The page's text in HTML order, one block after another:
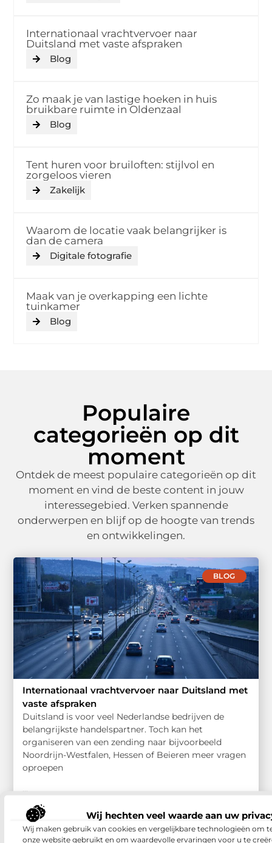
Wij hechten veel waarde aan uw
Wij maken gebruik van cookies en vergelijkbare technologieën om
onze website gebruikt en om waardevolle ervaringen voor u te
Internationaal vrachtvervoer naar
Duitsland met vaste afspraken
Blog
Zo maak je van lastige hoeken in huis
bruikbare ruimte in Oldenzaal
Blog
Tent huren voor bruiloften: stijlvol en
zorgeloos vieren
Zakelijk
Waarom de locatie vaak belangrijker is
dan de camera
Digitale fotografie
Maak van je overkapping een lichte
tuinkamer
Blog
Populaire
categorieën op dit
moment
Ontdek de meest populaire categorieën op dit
moment en vind de beste content in jouw
interessegebied. Verken spannende
onderwerpen en blijf op de hoogte van trends
en ontwikkelingen.
BLOG
Internationaal vrachtvervoer naar Duitsland met
vaste afspraken
Duitsland is voor veel Nederlandse bedrijven de
belangrijkste handelspartner. Toch kan het
organiseren van een zending naar bijvoorbeeld
Noordrijn-Westfalen, Hessen of Beieren meer vragen
oproepen
...
WINKELEN